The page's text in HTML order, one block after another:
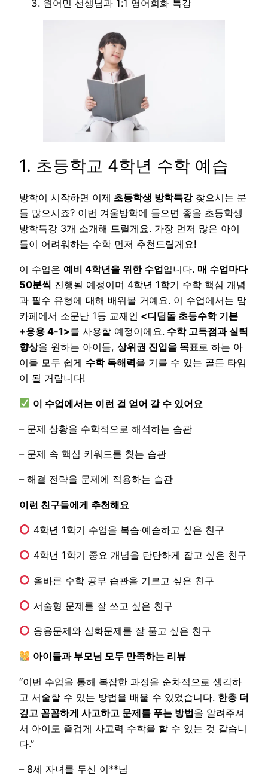
원어민 선생님과 1:1 영어회화 특강
1. 초등학교 4학년 수학 예습
방학이 시작하면 이제 초등학생 방학특강찾으시는 분
들 많으시죠? 이번 겨울방학에 들으면 좋을 초등학생
방학특강 3개 소개해 드릴게요. 가장 먼저 많은 아이
들이 어려워하는 수학 먼저 추천드릴게요!
이 수업은 예비 4학년을 위한 수업입니다. 매 수업마다
50분씩 진행될 예정이며 4학년 1학기 수학 핵심 개념
과 필수 유형에 대해 배워볼 거예요. 이 수업에서는 맘
카페에서 소문난 1등 교재인 <디딤돌 초등수학 기본
+응용 4-1>를 사용할 예정이에요. 수학 고득점과 실력
향상을 원하는 아이들, 상위권 진입을 목표로 하는 아
이들 모두 쉽게 수학 독해력을 기를 수 있는 골든 타임
이 될 거랍니다!
이 수업에서는 이런 걸 얻어 갈 수 있어요
– 문제 상황을 수학적으로 해석하는 습관
– 문제 속 핵심 키워드를 찾는 습관
– 해결 전략을 문제에 적용하는 습관
이런 친구들에게 추천해요
4학년 1학기 수업을 복습·예습하고 싶은 친구
4학년 1학기 중요 개념을 탄탄하게 잡고 싶은 친구
올바른 수학 공부 습관을 기르고 싶은 친구
서술형 문제를 잘 쓰고 싶은 친구
응용문제와 심화문제를 잘 풀고 싶은 친구
아이들과 부모님 모두 만족하는 리뷰
“이번 수업을 통해 복잡한 과정을 순차적으로 생각하
고 서술할 수 있는 방법을 배울 수 있었습니다. 한층 더
깊고 꼼꼼하게 사고하고 문제를 푸는 방법을 알려주셔
서 아이도 즐겁게 사고력 수학을 할 수 있는 것 같습니
다.”
– 8세 자녀를 두신 이**님